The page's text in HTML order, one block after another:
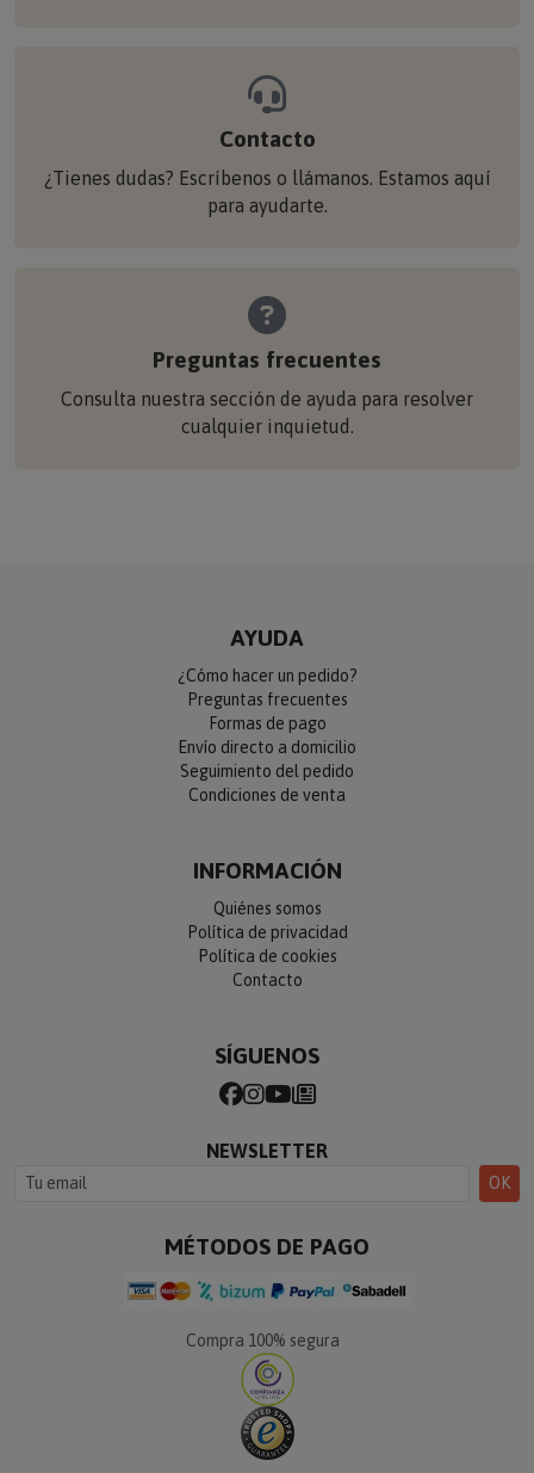
Contacto
¿Tienes dudas? Escríbenos o llámanos. Estamos aquí
para ayudarte.
Preguntas frecuentes
Consulta nuestra sección de ayuda para resolver
cualquier inquietud.
AYUDA
¿Cómo hacer un pedido?
Preguntas frecuentes
Formas de pago
Envío directo a domicilio
Seguimiento del pedido
Condiciones de venta
INFORMACIÓN
Quiénes somos
Política de privacidad
Política de cookies
Contacto
SÍGUENOS
NEWSLETTER
OK
MÉTODOS DE PAGO
Compra 100% segura